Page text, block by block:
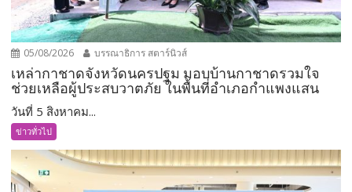
05/08/2026 บรรณาธิการ สตาร์นิวส์
เหล่ากาชาดจังหวัดนครปฐม มอบบ้านกาชาดรวมใจ
ช่วยเหลือผู้ประสบวาตภัย ในพื้นที่อำเภอกำแพงแสน
วันที่ 5 สิงหาคม...
ข่าวทั่วไป